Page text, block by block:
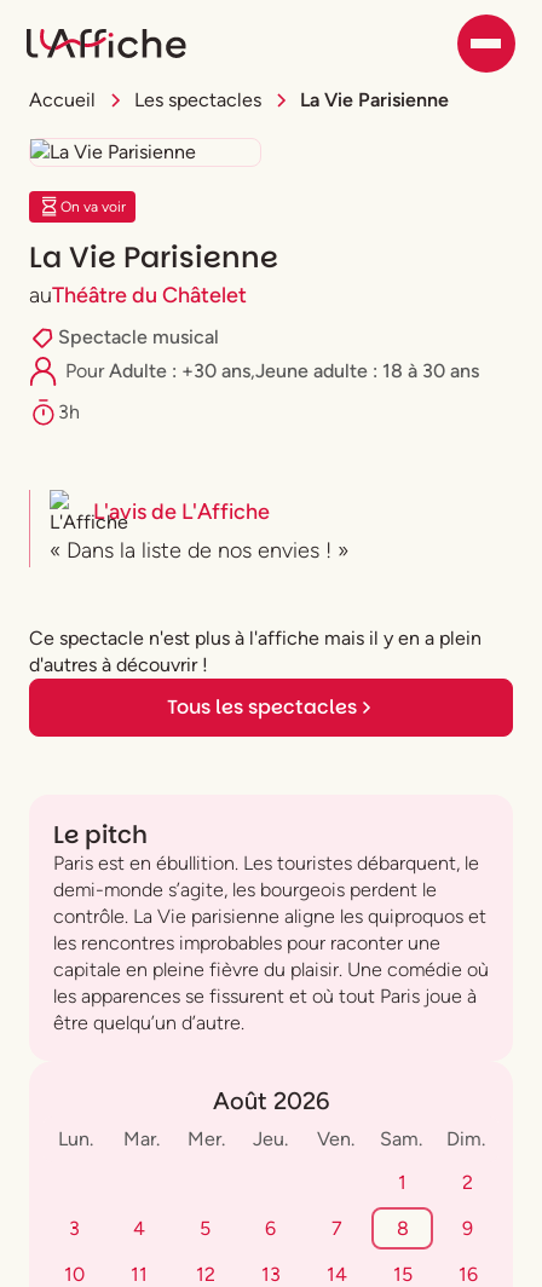
Accueil Les spectacles La Vie Parisienne
On va voir
La Vie Parisienne
auThéâtre du Châtelet
Spectacle musical
PourAdulte : +30 ans,⁠Jeune adulte : 18 à 30 ans
3h
L'avis de L'Affiche
« Dans la liste de nos envies ! »
Ce spectacle n'est plus à l'affiche mais il y en a plein
d'autres à découvrir !
Tous les spectacles
Le pitch
Paris est en ébullition. Les touristes débarquent, le
demi-monde s’agite, les bourgeois perdent le
contrôle. La Vie parisienne aligne les quiproquos et
les rencontres improbables pour raconter une
capitale en pleine fièvre du plaisir. Une comédie où
les apparences se fissurent et où tout Paris joue à
être quelqu’un d’autre.
Août 2026
Lun. Mar. Mer. Jeu. Ven. Sam.
Dim.
1
2
3
4 5 6 7 8
9
10
11 12 13 14 15
16